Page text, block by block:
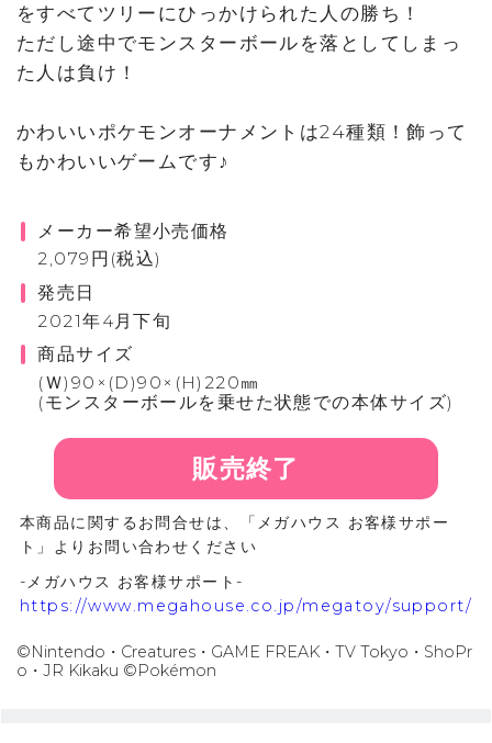
をすべてツリーにひっかけられた人の勝ち！
ただし途中でモンスターボールを落としてしまっ
た人は負け！
かわいいポケモンオーナメントは24種類！飾って
もかわいいゲームです♪
メーカー希望小売価格
2,079円(税込)
発売日
2021年4月下旬
商品サイズ
(Ｗ)90×(D)90×(H)220㎜
(モンスターボールを乗せた状態での本体サイズ)
販売終了
本商品に関するお問合せは、「メガハウス お客様サポー
ト」よりお問い合わせください
-メガハウス お客様サポート-
https://www.megahouse.co.jp/megatoy/support/
©Nintendo・Creatures・GAME FREAK・TV Tokyo・ShoPr
o・JR Kikaku ©Pokémon